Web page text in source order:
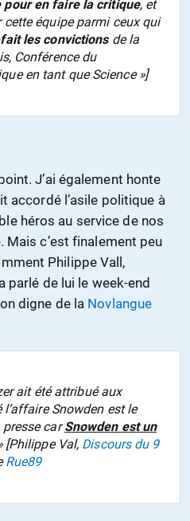
pour en faire la critique, et
équipe parmi ceux qui
les convictionsde la
Conférence du
en tant que Science »]
J’ai également honte
accordé l’asile politique à
héros au service de nos
c’est finalement peu
Philippe Vall,
parlé de lui le week-end
digne de la Novlangue
ait été attribué aux
Snowden est le
presse carSnowden est un
[Philippe Val, Discours du 9
Rue89